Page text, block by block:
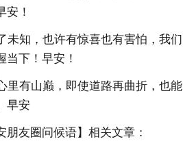
安！
未知，也许有惊喜也有害怕，我们
当下！早安！
里有山巅，即使道路再曲折，也能
早安
朋友圈问候语】相关文章：